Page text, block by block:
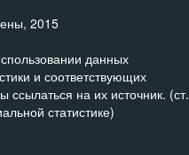
2015
данных
и соответствующих
ссылаться на их источник. (ст.
статистике)